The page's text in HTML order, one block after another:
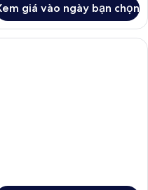
giá vào ngày bạn chọn
đồ giường cao cấp, minibar với